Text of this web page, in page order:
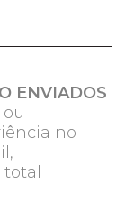
ENVIADOS
no